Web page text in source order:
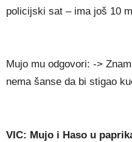
policijski sat – ima još 10
Mujo mu odgovori: ->
nema šanse da bi stigao
VIC: Mujo i Haso u